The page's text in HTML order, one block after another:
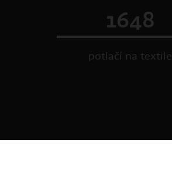
1648
potlačí na textile